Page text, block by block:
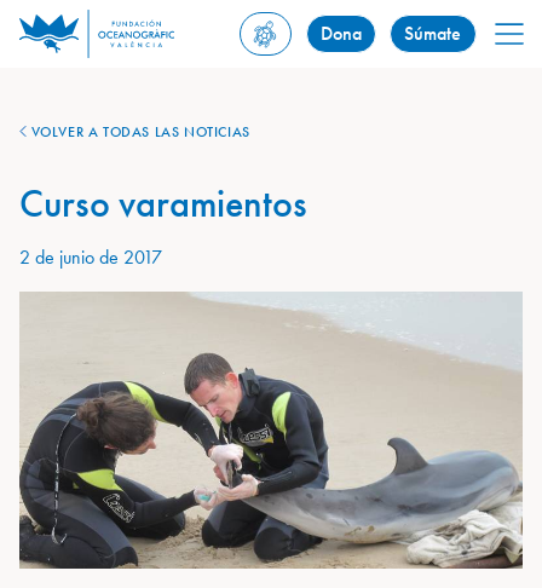
Dona Súmate
VOLVER A TODAS LAS NOTICIAS
Curso varamientos
2 de junio de 2017